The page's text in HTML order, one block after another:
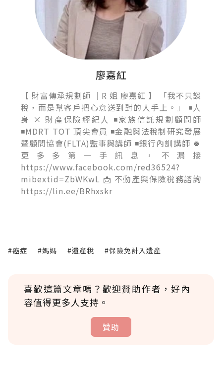
廖嘉紅
【 財富傳承規劃師 ｜R 姐 廖嘉紅 】 「我不只談
稅，而是幫客戶把心意送到對的人手上。」 ◾人
身 × 財產保險經紀人 ◾家族信託規劃顧問師
◾MDRT TOT 頂尖會員 ◾金融與法稅制研究發展
暨顧問協會(FLTA)監事與講師 ◾銀行內訓講師 🍀
更多多第一手訊息，不漏接
https://www.facebook.com/red36524?
mibextid=ZbWKwL 📩 不動產與保險稅務諮詢
https://lin.ee/BRhxskr
#癌症 #媽媽 #遺產稅 #保險免計入遺產
喜歡這篇文章嗎？歡迎贊助作者，好內
容值得更多人支持。
贊助